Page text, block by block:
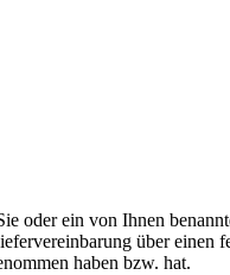
oder ein von Ihnen
über einen
haben bzw. hat.